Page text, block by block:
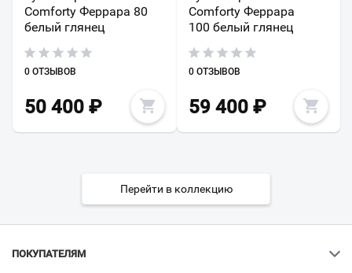
Comforty Феррара 80
белый глянец
0 ОТЗЫВОВ
50 400 ₽
Comforty Феррара
100 белый глянец
0 ОТЗЫВОВ
59 400₽
Перейти в коллекцию
ПОКУПАТЕЛЯМ